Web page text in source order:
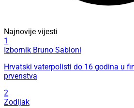
Najnovije vijesti
1
Izbornik Bruno Sabioni
Hrvatski vaterpolisti do 16 godina u
prvenstva
2
Zodijak